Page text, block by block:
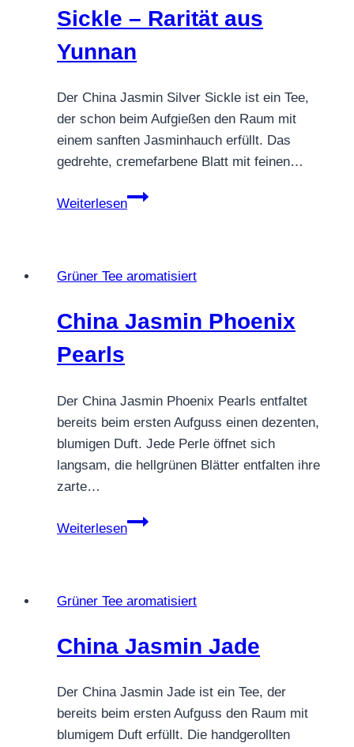
Tasse
Sickle – Rarität aus
Yunnan
Der China Jasmin Silver Sickle ist ein Tee,
der schon beim Aufgießen den Raum mit
einem sanften Jasminhauch erfüllt. Das
gedrehte, cremefarbene Blatt mit feinen…
Weiterlesen
China
–
aus
Grüner Tee aromatisiert
China Jasmin Phoenix
Pearls
Der China Jasmin Phoenix Pearls entfaltet
bereits beim ersten Aufguss einen dezenten,
blumigen Duft. Jede Perle öffnet sich
langsam, die hellgrünen Blätter entfalten ihre
zarte…
Weiterlesen
China
Grüner Tee aromatisiert
China Jasmin Jade
Der China Jasmin Jade ist ein Tee, der
bereits beim ersten Aufguss den Raum mit
blumigem Duft erfüllt. Die handgerollten